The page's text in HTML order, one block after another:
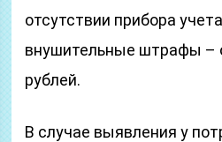
отсутствии прибора
внушительные штрафы –
рублей.
В случае выявления у